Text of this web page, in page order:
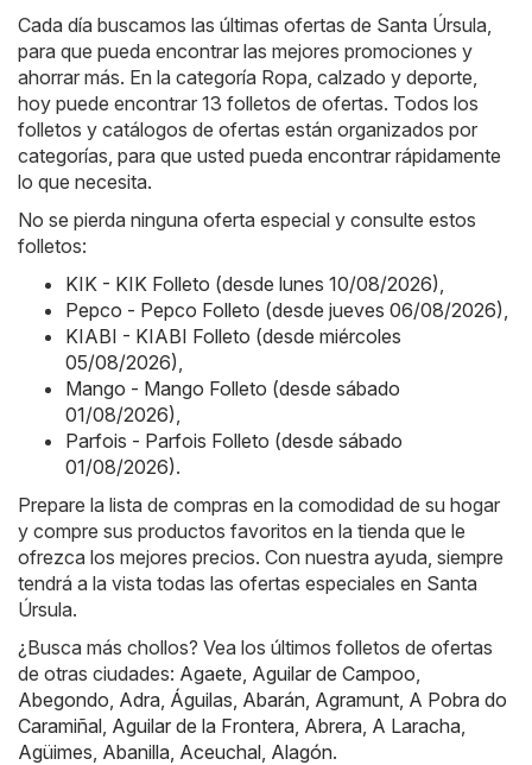
Cada día buscamos las últimas ofertas de Santa Úrsula,
para que pueda encontrar las mejores promociones y
ahorrar más. En la categoría Ropa, calzado y deporte,
hoy puede encontrar 13 folletos de ofertas. Todos los
folletos y catálogos de ofertas están organizados por
categorías, para que usted pueda encontrar rápidamente
lo que necesita.
No se pierda ninguna oferta especial y consulte estos
folletos:
KIK - KIK Folleto (desde lunes 10/08/2026)
Pepco - Pepco Folleto (desde jueves 06/08/2026)
KIABI - KIABI Folleto (desde miércoles
05/08/2026)
Mango - Mango Folleto (desde sábado
01/08/2026)
Parfois - Parfois Folleto (desde sábado
01/08/2026).
Prepare la lista de compras en la comodidad de su hogar
y compre sus productos favoritos en la tienda que le
ofrezca los mejores precios. Con nuestra ayuda, siempre
tendrá a la vista todas las ofertas especiales en Santa
Úrsula.
¿Busca más chollos? Vea los últimos folletos de ofertas
de otras ciudades: Agaete Aguilar de Campoo
Abegondo Adra Águilas Abarán Agramunt A Pobra do
Caramiñal Aguilar de la Frontera Abrera A Laracha
Agüimes Abanilla Aceuchal Alagón.